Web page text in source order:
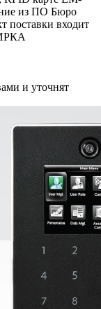
из ПО Бюро
входит
и уточнят